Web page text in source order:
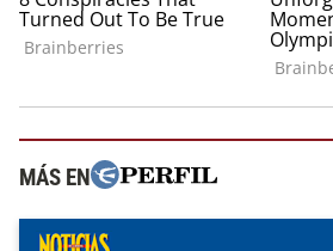
MÁS EN